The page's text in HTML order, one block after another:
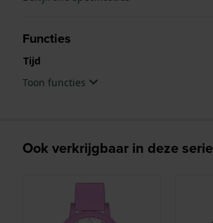
Functies
Tijd
Toon functies
Ook verkrijgbaar in deze serie